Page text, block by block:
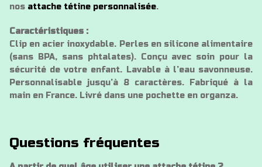
nos attache tétine personnalisée.
Caractéristiques :
Clip en acier inoxydable. Perles en silicone alimentaire
(sans BPA, sans phtalates). Conçu avec soin pour la
sécurité de votre enfant. Lavable à l’eau savonneuse.
Personnalisable jusqu’à 8 caractères. Fabriqué à la
main en France. Livré dans une pochette en organza.
Questions fréquentes